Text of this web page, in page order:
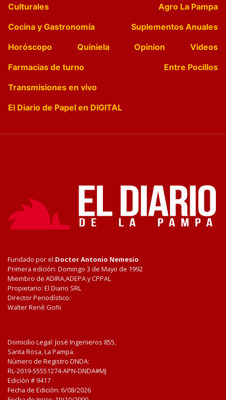
Culturales
Agro La Pampa
Cocina y Gastronomía
Suplementos Anuales
Horóscopo
Quiniela Opinion
Videos
Farmacias de turno
Entre Pocillos
Transmisiones en vivo
El Diario de Papel en DIGITAL
Fundado por el Doctor Antonio Nemesio
Primera edición: Domingo 3 de Mayo de 1992
Miembro de ADIRA,ADEPA y CPPAL
Propietario: El Diario SRL
Director Periodístico:
Walter René Goñi
Domicilio Legal: José Ingenieros 855,
Santa Rosa, La Pampa.
Número de Registro DNDA:
RL-2019-55551274-APN-DNDA#MJ
Edición # 9417
Fecha de Edición: 6/08/2026